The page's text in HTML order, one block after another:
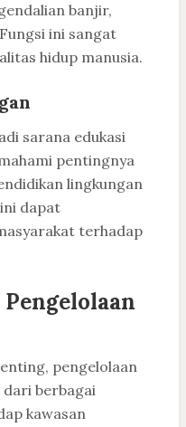
banjir,
ini sangat
hidup manusia.
sarana edukasi
pentingnya
lingkungan
dapat
terhadap
pengelolaan
dari berbagai
kawasan